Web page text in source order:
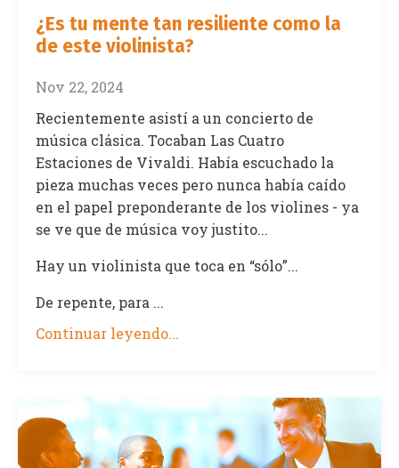
¿Es tu mente tan resiliente como la
de este violinista?
Nov 22, 2024
Recientemente asistí a un concierto de
música clásica. Tocaban Las Cuatro
Estaciones de Vivaldi. Había escuchado la
pieza muchas veces pero nunca había caído
en el papel preponderante de los violines - ya
se ve que de música voy justito...
Hay un violinista que toca en “sólo”...
De repente, para ...
Continuar leyendo...